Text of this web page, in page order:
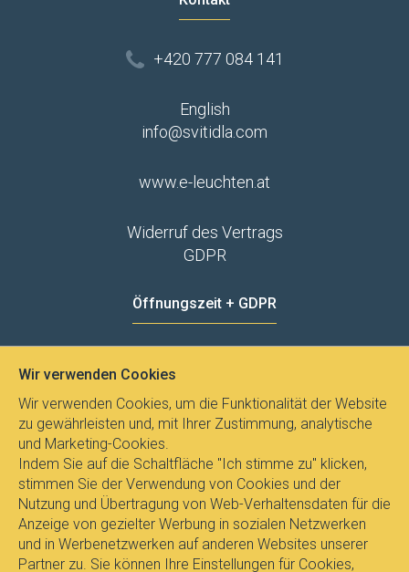
+420 777 084 141
English
info@svitidla.com
www.e-leuchten.at
Widerruf des Vertrags
GDPR
Öffnungszeit + GDPR
Wir verwenden Cookies
Wir verwenden Cookies, um die Funktionalität der Website
zu gewährleisten und, mit Ihrer Zustimmung, analytische
und Marketing-Cookies.
Indem Sie auf die Schaltfläche "Ich stimme zu" klicken,
stimmen Sie der Verwendung von Cookies und der
Nutzung und Übertragung von Web-Verhaltensdaten für die
Anzeige von gezielter Werbung in sozialen Netzwerken
und in Werbenetzwerken auf anderen Websites unserer
Partner zu. Sie können Ihre Einstellungen für Cookies,